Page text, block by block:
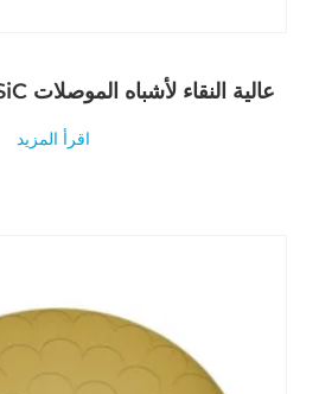
اقرأ المزيد